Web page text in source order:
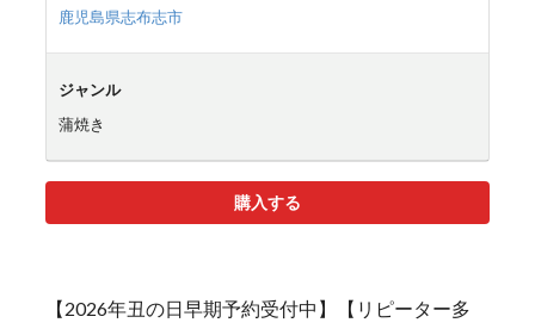
鹿児島県志布志市
ジャンル
蒲焼き
購入する
【2026年丑の日早期予約受付中】【リピーター多